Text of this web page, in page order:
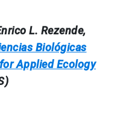
L. Rezende,
Biológicas
Applied Ecology